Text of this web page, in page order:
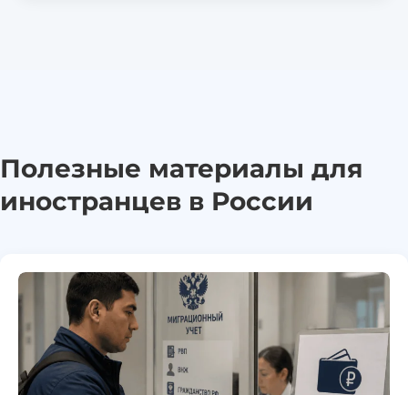
Полезные материалы для
иностранцев в России